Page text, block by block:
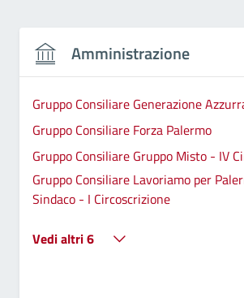
Amministrazione
Gruppo Consiliare Generazione
Gruppo Consiliare Forza Palermo
Gruppo Consiliare Gruppo Misto - IV
Gruppo Consiliare Lavoriamo per
Sindaco - I Circoscrizione
Vedi altri 6